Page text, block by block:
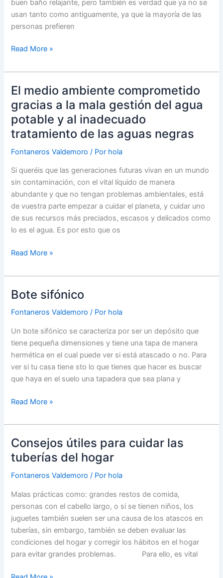
buen baño relajante, pero también es verdad que ya no se
usan tanto como antiguamente, ya que la mayoría de las
personas prefieren
Cambiar
por
una
ducha
hidromasaje
Read More »
El medio ambiente comprometido
gracias a la mala gestión del agua
potable y al inadecuado
tratamiento de las aguas negras
Fontaneros Valdemoro / Por hola
Si queréis que las generaciones futuras vivan en un mundo
sin contaminación, con el vital líquido de manera
abundante y que no tengan problemas ambientales, está
de vuestra parte empezar a cuidar el planeta, y cuidar uno
de sus recursos más preciados, escasos y delicados como
lo es el agua. Es por esto que os
El
ambiente
comprometido
gracias
a
mala
gestión
del
agua
potable
de
las
negras
Read More »
Bote sifónico
Fontaneros Valdemoro / Por hola
Un bote sifónico se caracteriza por ser un depósito que
tiene pequeña dimensiones y tiene una tapa de manera
hermética en el cual puede ver si está atascado o no. Para
ver si tu casa tiene sto lo que tienes que hacer es buscar
que haya en el suelo una tapadera que sea plana y
Bote
Read More »
Consejos útiles para cuidar las
tuberías del hogar
Fontaneros Valdemoro / Por hola
Malas prácticas como: grandes restos de comida,
personas con el cabello largo, o si se tienen niños, los
juguetes también suelen ser una causa de los atascos en
tuberías, sin embargo, también se deben evaluar las
condiciones del hogar y corregir los hábitos en el hogar
para evitar grandes problemas. Para ello, es vital